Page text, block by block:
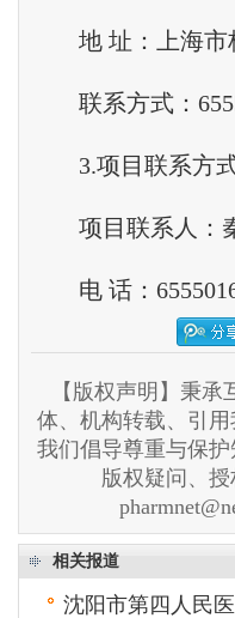
地 址：上海市
联系方式：
3.项目联系方
项目联系人：
电 话：
【版权声明】秉
体、机构转载、引
我们倡导尊重与保
版权疑问、
相关报道
沈阳市第四人民